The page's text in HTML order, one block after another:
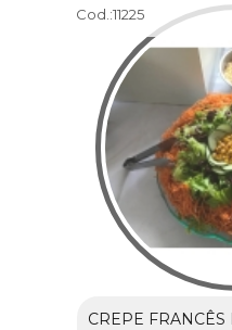
Cod.:11225
CREPE FRANCÊS